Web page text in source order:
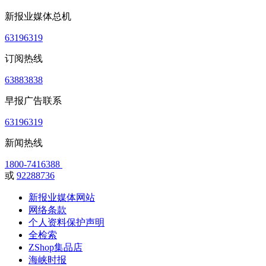
新报业媒体总机
63196319
订阅热线
63883838
早报广告联系
63196319
新闻热线
1800-7416388
或 92288736
新报业媒体网站
网络条款
个人资料保护声明
全检索
ZShop集品店
海峡时报